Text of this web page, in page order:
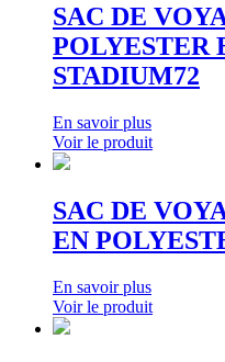
SAC DE
POLYESTER
STADIUM72
En savoir plus
Voir le produit
SAC DE
EN
En savoir plus
Voir le produit